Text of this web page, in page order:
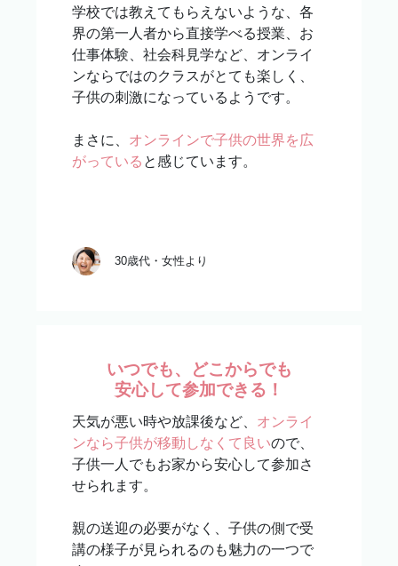
学校では教えてもらえないような、各
界の第一人者から直接学べる授業、お
仕事体験、社会科見学など、オンライ
ンならではのクラスがとても楽しく、
子供の刺激になっているようです。
まさに、 オンラインで子供の世界を広
がっていると感じています。
30歳代・女性より
いつでも、どこからでも
安心して参加できる！
天気が悪い時や放課後など、 オンライ
ンなら子供が移動しなくて良いので、
子供一人でもお家から安心して参加さ
せられます。
親の送迎の必要がなく、子供の側で受
講の様子が見られるのも魅力の一つで